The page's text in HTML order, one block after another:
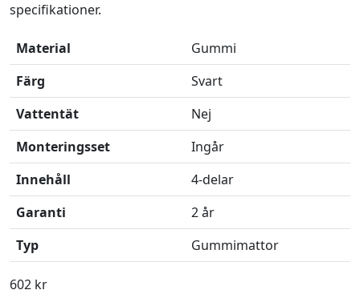
specifikationer.
Material
Gummi
Färg
Svart
Vattentät
Nej
Monteringsset
Ingår
Innehåll
4-delar
Garanti
2 år
Typ
Gummimattor
602 kr